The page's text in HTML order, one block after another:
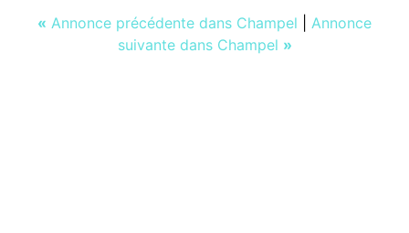
« Annonce précédente dans Champel
Annonce
suivante dans Champel »